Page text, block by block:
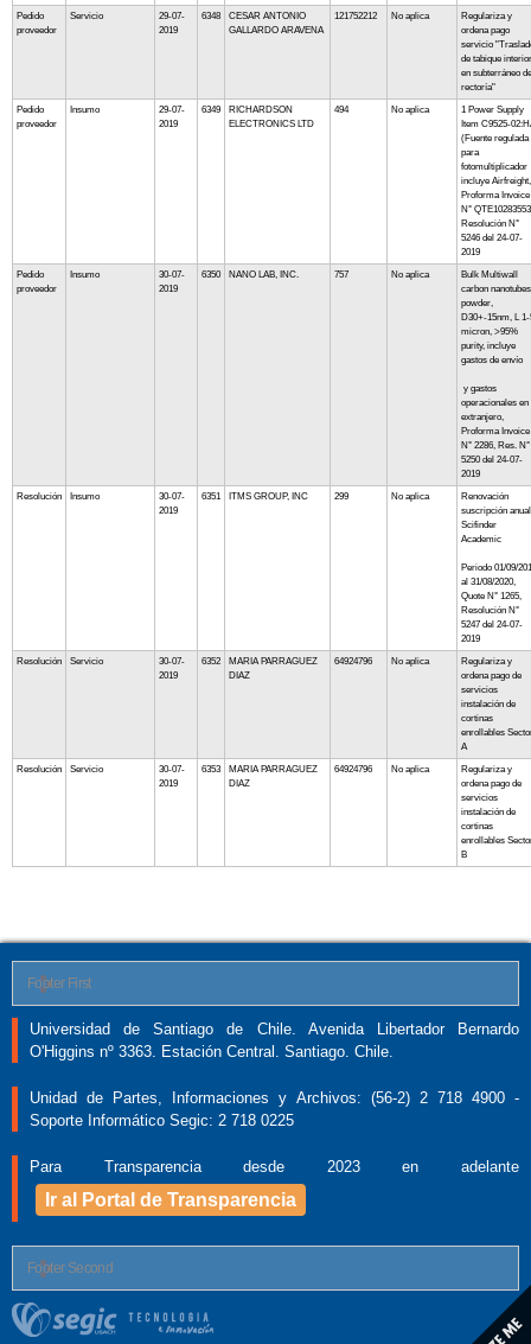
Pedido
proveedor
Servicio
29-07-
2019
6348
CESAR ANTONIO
GALLARDO ARAVENA
121752212 No aplica
Regulariza y
ordena pago
servicio
de tabique interior
en subterráneo de
rectoría"
Pedido
proveedor
Insumo
29-07-
2019
6349
RICHARDSON
ELECTRONICS LTD
494 No aplica
1 Power Supply
Item C9525-
(Fuente regulada
para
fotomultiplicador
incluye Airfreight,
Proforma Invoice
N°
Resolución N°
5246 del 24-07-
2019
Pedido
proveedor
Insumo
30-07-
2019
6350 NANO LAB, INC. 757 No aplica
Bulk Multiwall
carbon nanotubes
powder,
D30+-15nm, L 1-
micron, >95%
purity, incluye
gastos de envío
y gastos
operacionales en
extranjero,
Proforma Invoice
N° 2286, Res. N°
5250 del 24-07-
2019
Resolución Insumo
30-07-
2019
6351 ITMS GROUP, INC 299 No aplica
Renovación
suscripción
Scifinder
Academic
Periodo 01/09/
al 31/08/2020,
Quote N° 1265,
Resolución N°
5247 del 24-07-
2019
Resolución Servicio
30-07-
2019
6352
MARIA PARRAGUEZ
DIAZ
64924796 No aplica
Regulariza y
ordena pago de
servicios
instalación de
cortinas
enrollables
A
Resolución Servicio
30-07-
2019
6353
MARIA PARRAGUEZ
DIAZ
64924796 No aplica
Regulariza y
ordena pago de
servicios
instalación de
cortinas
enrollables
B
Footer First
Universidad de Santiago de Chile. Avenida Libertador Bernardo
O'Higgins nº 3363. Estación Central. Santiago. Chile.
Unidad de Partes, Informaciones y Archivos: (56-2) 2 718 4900 -
Soporte Informático Segic: 2 718 0225
Para Transparencia desde 2023 en adelante
Ir al Portal de Transparencia
Footer Second